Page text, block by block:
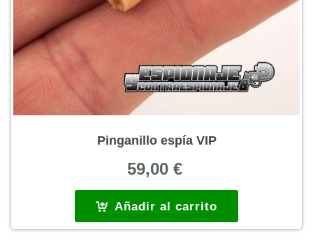
Pinganillo espía VIP
59,00 €
Añadir al carrito